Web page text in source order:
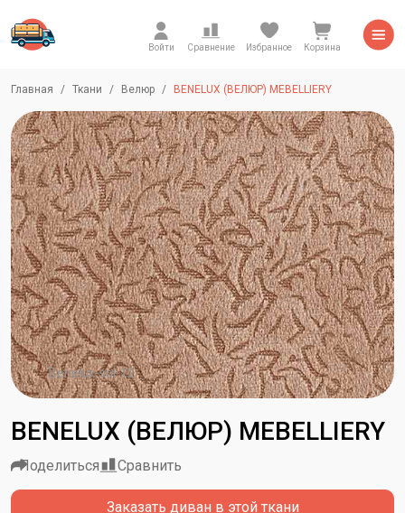
Войти Сравнение Избранное Корзина
Главная Ткани Велюр BENELUX (ВЕЛЮР) MEBELLIERY
Benelux-sol-12
BENELUX (ВЕЛЮР) MEBELLIERY
Заказать диван в этой ткани
Поделиться Сравнить